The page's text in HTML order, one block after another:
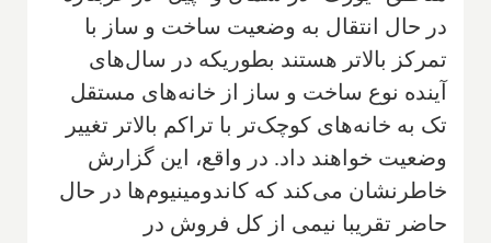
در حال انتقال به وضعیت ساخت و ساز با
تمرکز بالاتر هستند بطوریکه در سال‌های
آینده نوع ساخت و ساز از خانه‌های مستقل
تک به خانه‌های کوچک‌تر با تراکم بالاتر تغییر
وضعیت خواهند داد. در واقع، این گزارش
خاطرنشان می‌کند که کاندومینیوم‌ها در حال
حاضر تقریبا نیمی از کل فروش در